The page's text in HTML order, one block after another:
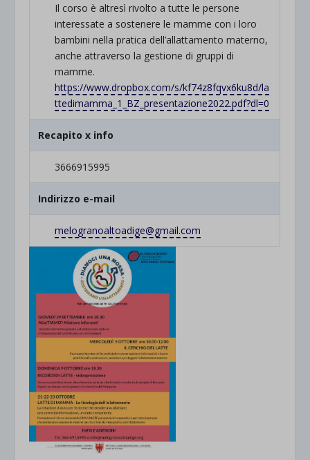
Il corso è altresì rivolto a tutte le persone
interessate a sostenere le mamme con i loro
bambini nella pratica dell’allattamento materno,
anche attraverso la gestione di gruppi di
mamme.
https://www.dropbox.com/s/kf74z8fqvx6ku8d/la
ttedimamma_1_BZ_presentazione2022.pdf?dl=0
Recapito x info
3666915995
Indirizzo e-mail
melogranoaltoadige@gmail.com